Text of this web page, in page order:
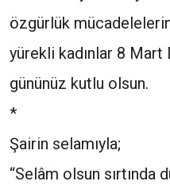
özgürlük
yürekli kadınlar 8 Mart
gününüz kutlu olsun.
*
Şairin selamıyla;
“Selâm olsun sırtında